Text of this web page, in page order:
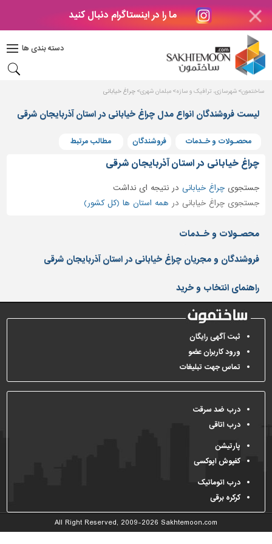
ما را در اینستاگرام دنبال کنید
دسته بندی ها
دکوراسیون
بتن
های
بتنی
و
پنجره
مصالح
ساختمانی
نرده
و
حفاظ
کفپوش
و
سنگ
سرویس
بهداشتی
ابزار،یراق
و
آلات
برقی،روشنایی،ایمنی
محوطه
سازی
و
نما
ساخت
ساختمون شهرسازی، ترافیک و سازه مبلمان شهری چراغ خیابانی
لیست فروشندگان انواع مدل چراغ خیابانی در استان آذربایجان شرقی
محصـولات و خـدمات فروشندگان مطالب مرتبط
چراغ خیابانی در استان آذربایجان شرقی
جستجویچراغ خیابانی درنتیجه ای نداشت
جستجوی چراغ خیابانی در همه استان ها (کل کشور)
محصـولات و خـدمات
فروشندگان و مجریان چراغ خیابانی در استان آذربایجان شرقی
راهنمای انتخاب و خرید
ثبت آگهی رایگان
ورود کاربران عضو
تماس جهت تبلیغات
درب ضد سرقت
درب اتاقی
پارتیشن
کفپوش اپوکسی
درب اتوماتیک
کرکره برقی
All Right Reserved, 2009-2026 Sakhtemoon.com